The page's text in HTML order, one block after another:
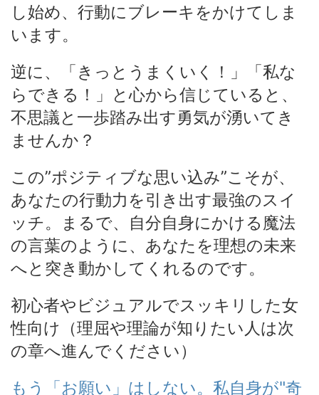
し始め、行動にブレーキをかけてしま
います。
逆に、「きっとうまくいく！」「私な
らできる！」と心から信じていると、
不思議と一歩踏み出す勇気が湧いてき
ませんか？
この”ポジティブな思い込み”こそが、
あなたの行動力を引き出す最強のスイ
ッチ。まるで、自分自身にかける魔法
の言葉のように、あなたを理想の未来
へと突き動かしてくれるのです。
初心者やビジュアルでスッキリした女
性向け（理屈や理論が知りたい人は次
の章へ進んでください）
もう「お願い」はしない。私自身が"奇